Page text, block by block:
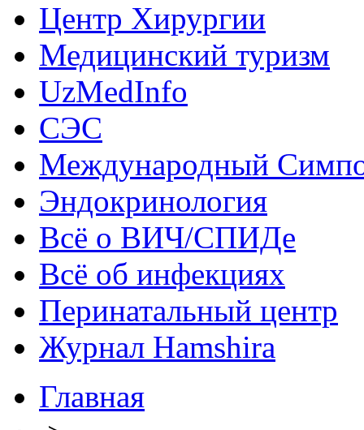
Центр Хирургии
Медицинский туризм
UzMedInfo
СЭС
Международный
Эндокринология
Всё о ВИЧ/СПИДе
Всё об инфекциях
Перинатальный центр
Журнал Hamshira
Главная